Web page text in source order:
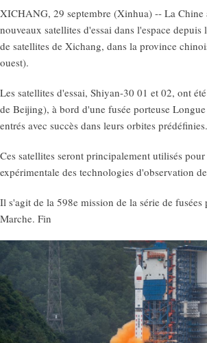
XICHANG, 29 septembre (Xinhua) -- La Chine
nouveaux satellites d'essai dans l'espace depuis
de satellites de Xichang, dans la province
ouest).
Les satellites d'essai, Shiyan-30 01 et 02, ont
de Beijing), à bord d'une fusée porteuse
entrés avec succès dans leurs orbites prédéfinies.
Ces satellites seront principalement utilisés
expérimentale des technologies d'observation
Il s'agit de la 598e mission de la série de fusées
Marche. Fin